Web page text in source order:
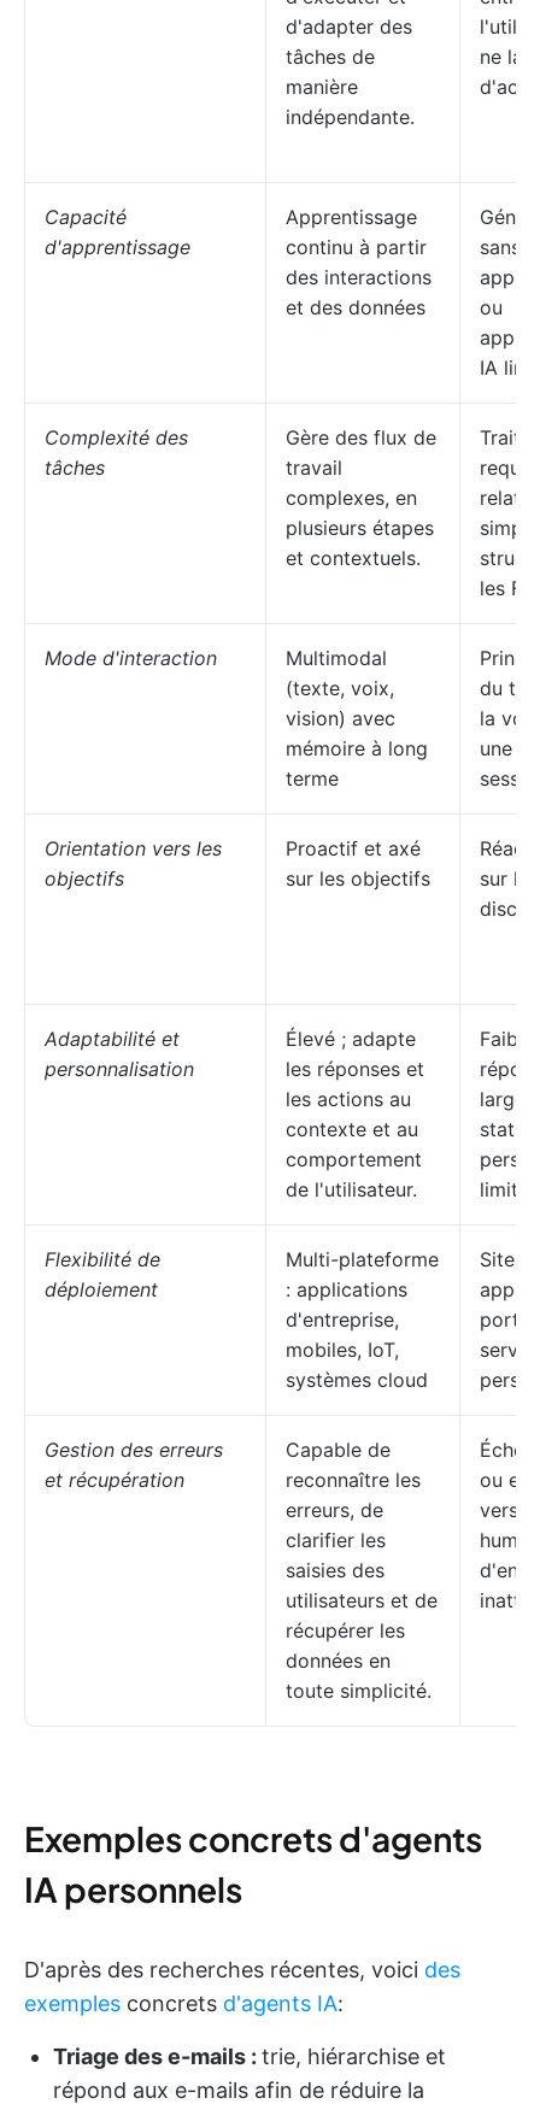
d'adapter des
tâches de
manière
indépendante.
ne
Capacité
d'apprentissage
Apprentissage
continu à partir
des interactions
et des données
sans
ou
IA
Complexité des
tâches
Gère des flux de
travail
complexes, en
plusieurs étapes
et contextuels.
Traite
les
Mode d'interaction
Multimodal
(texte, voix,
vision) avec
mémoire à long
terme
du
la
une
Orientation vers les
objectifs
Proactif et axé
sur les objectifs
sur la
Adaptabilité et
personnalisation
Élevé ; adapte
les réponses et
les actions au
contexte et au
comportement
de l'utilisateur.
Faible
limitée
Flexibilité de
déploiement
Multi-plateforme
: applications
d'entreprise,
mobiles, IoT,
systèmes cloud
Sites
Gestion des erreurs
et récupération
Capable de
reconnaître les
erreurs, de
clarifier les
saisies des
utilisateurs et de
récupérer les
données en
toute simplicité.
ou
vers
Exemples concrets d'agents
IA personnels
D'après des recherches récentes, voici des
exemples concrets d'agents IA:
Triage des e-mails : trie, hiérarchise et
répond aux e-mails afin de réduire la